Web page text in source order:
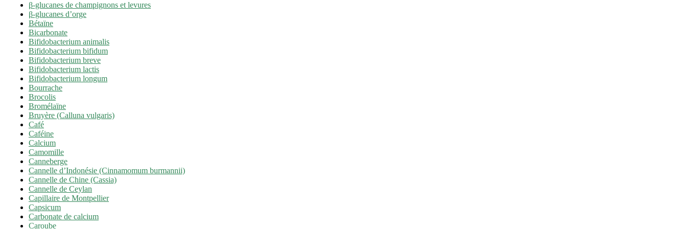
β-glucanes de champignons et levures
β-glucanes d’orge
Bétaïne
Bicarbonate
Bifidobacterium animalis
Bifidobacterium bifidum
Bifidobacterium breve
Bifidobacterium lactis
Bifidobacterium longum
Bourrache
Brocolis
Bromélaïne
Bruyère (Calluna vulgaris)
Café
Caféine
Calcium
Camomille
Canneberge
Cannelle d’Indonésie (Cinnamomum burmannii)
Cannelle de Chine (Cassia)
Cannelle de Ceylan
Capillaire de Montpellier
Capsicum
Carbonate de calcium
Caroube